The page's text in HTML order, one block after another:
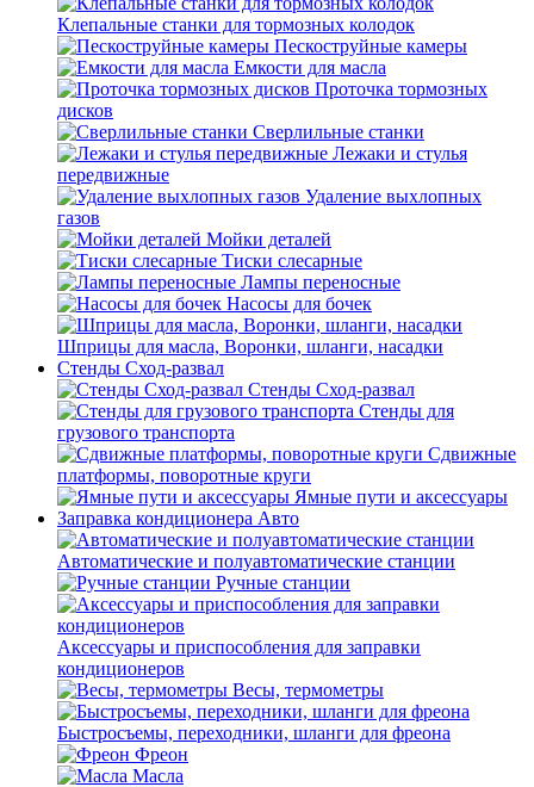
Клепальные станки для тормозных колодок
Пескоструйные камеры
Емкости для масла
Проточка тормозных
дисков
Сверлильные станки
Лежаки и стулья
передвижные
Удаление выхлопных
газов
Мойки деталей
Тиски слесарные
Лампы переносные
Насосы для бочек
Шприцы для масла, Воронки, шланги, насадки
Стенды Сход-развал
Стенды Сход-развал
Стенды для
грузового транспорта
Сдвижные
платформы, поворотные круги
Ямные пути и аксессуары
Заправка кондиционера Авто
Автоматические и полуавтоматические станции
Ручные станции
Аксессуары и приспособления для заправки
кондиционеров
Весы, термометры
Быстросъемы, переходники, шланги для фреона
Фреон
Масла